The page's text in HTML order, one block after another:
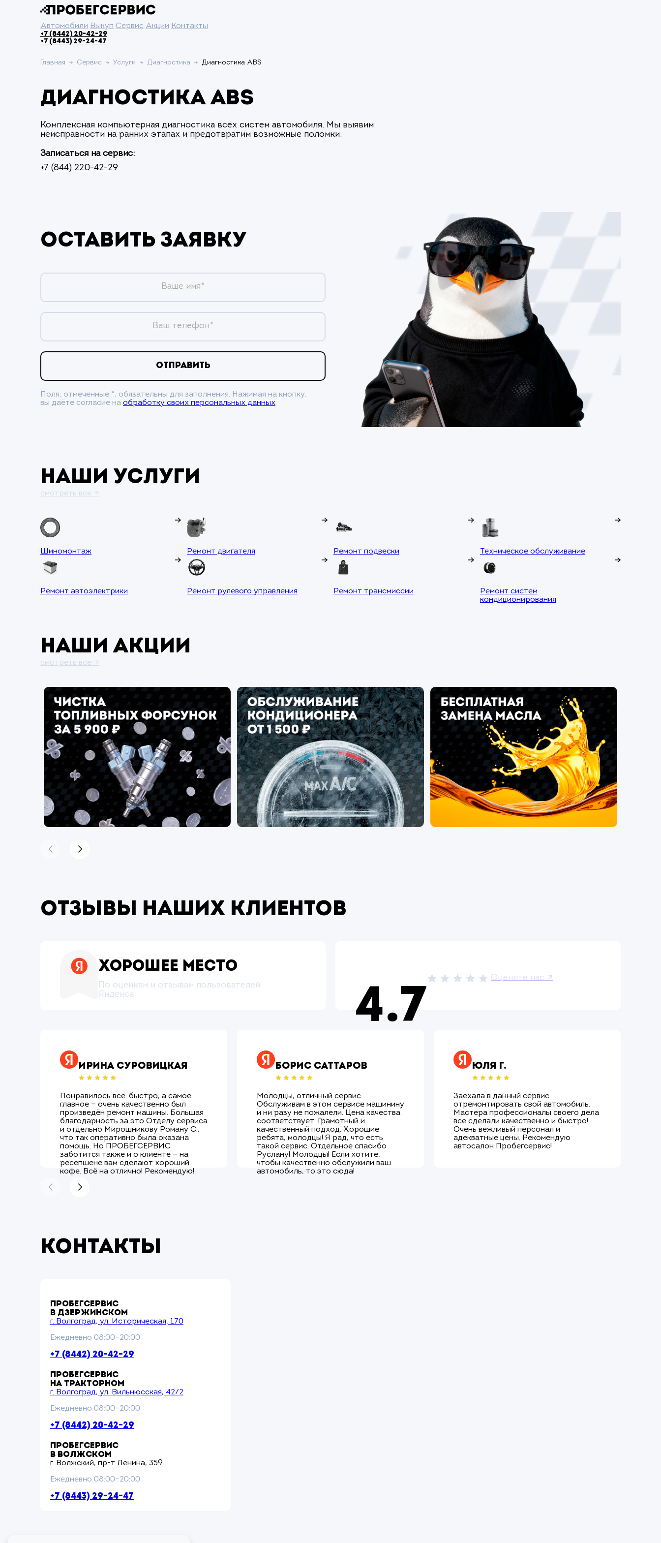
Автомобили Выкуп Сервис Акции Контакты
+7 (8442) 20-42-29
+7 (8443) 29-24-47
Главная Сервис Услуги Диагностика Диагностика ABS
Диагностика ABS
Комплексная компьютерная диагностика всех систем автомобиля. Мы выявим
неисправности на ранних этапах и предотвратим возможные поломки.
Записаться на сервис:
+7 (844) 220-42-29
Оставить заявку
Ваше имя*
Ваш телефон*
ОТПРАВИТЬ
Поля, отмеченные *, обязательны для заполнения. Нажимая на кнопку,
вы даёте согласие на обработку своих персональных данных.
Наши услуги
смотреть все →
Шиномонтаж Ремонт двигателя Ремонт подвески Техническое обслуживание
Ремонт автоэлектрики Ремонт рулевого управления Ремонт трансмиссии
Ремонт систем
кондиционирования
Наши акции
смотреть все →
Отзывы наших клиентов
Хорошее место
По оценкам и отзывам пользователей
Яндекса
4.7
Оцените нас ↗
Ирина Суровицкая
Понравилось всё: быстро, а самое
главное — очень качественно был
произведён ремонт машины. Большая
благодарность за это Отделу сервиса
и отдельно Мирошникову Роману С.,
что так оперативно была оказана
помощь. Но ПРОБЕГСЕРВИС
заботится также и о клиенте — на
ресепшене вам сделают хороший
кофе. Всё на отлично! Рекомендую!
Борис Саттаров
Молодцы, отличный сервис.
Обслуживам в этом сервисе машинину
и ни разу не пожалели. Цена качества
соответствует. Грамотный и
качественный подход. Хорошие
ребята, молодцы! Я рад, что есть
такой сервис. Отдельное спасибо
Руслану! Молодцы! Если хотите,
чтобы качественно обслужили ваш
автомобиль, то это сюда!
Юля Г.
Заехала в данный сервис
отремонтировать свой автомобиль.
Мастера профессионалы своего дела
все сделали качественно и быстро!
Очень вежливый персонал и
адекватные цены. Рекомендую
автосалон Пробегсервис!
Контакты
ПРОБЕГСЕРВИС
В ДЗЕРЖИНСКОМ
г. Волгоград, ул. Историческая, 170
Ежедневно 08:00–20:00
+7 (8442) 20-42-29
ПРОБЕГСЕРВИС
НА ТРАКТОРНОМ
г. Волгоград, ул. Вильнюсская, 42/2
Ежедневно 08:00–20:00
+7 (8442) 20-42-29
ПРОБЕГСЕРВИС
В ВОЛЖСКОМ
г. Волжский, пр-т Ленина, 359
Ежедневно 08:00–20:00
+7 (8443) 29-24-47